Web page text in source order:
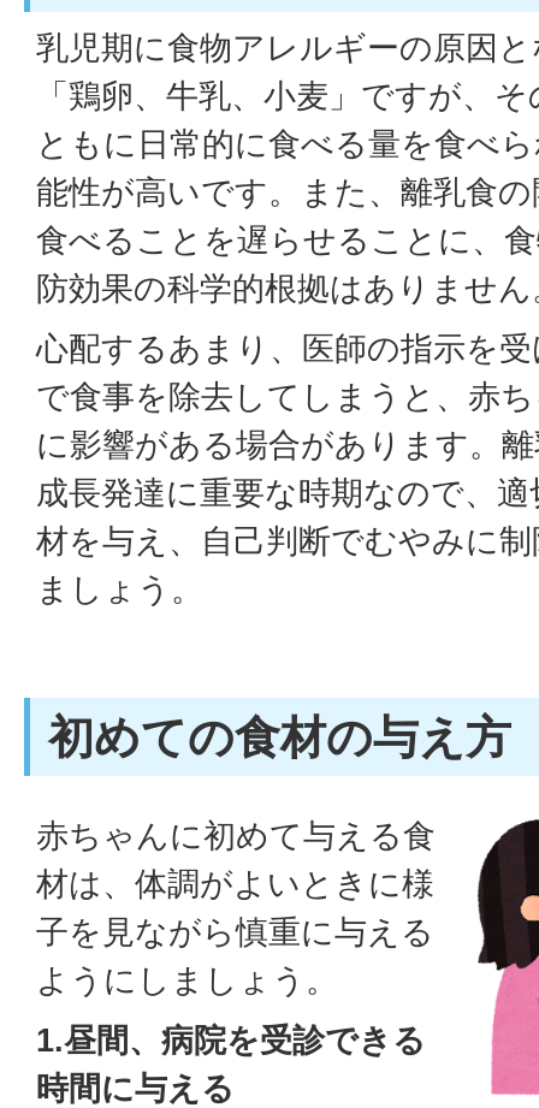
乳児期に食物アレルギーの原因
「鶏卵、牛乳、小麦」ですが、
ともに日常的に食べる量を食べ
能性が高いです。また、離乳食
食べることを遅らせることに、
防効果の科学的根拠はありません
心配するあまり、医師の指示を
で食事を除去してしまうと、赤
に影響がある場合があります。
成長発達に重要な時期なので、
材を与え、自己判断でむやみに
ましょう。
初めての食材の与え方
赤ちゃんに初めて与える食
材は、体調がよいときに様
子を見ながら慎重に与える
ようにしましょう。
1.昼間、病院を受診できる
時間に与える